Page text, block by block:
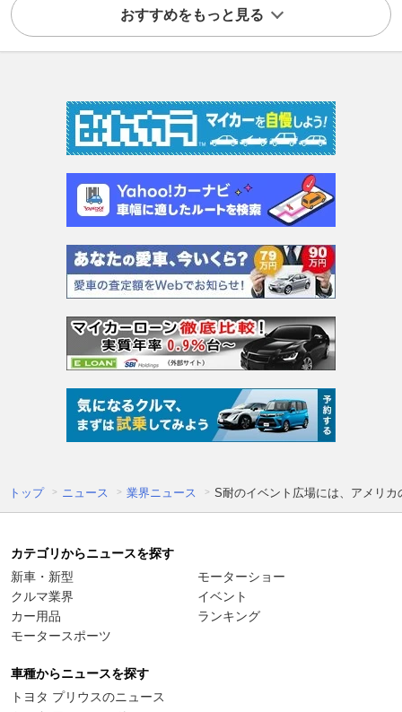
おすすめをもっと見る
トップ ニュース 業界ニュース S耐のイベント広場には、アメリ
カテゴリからニュースを探す
新車・新型
クルマ業界
カー用品
モータースポーツ
モーターショー
イベント
ランキング
車種からニュースを探す
トヨタ プリウスのニュース